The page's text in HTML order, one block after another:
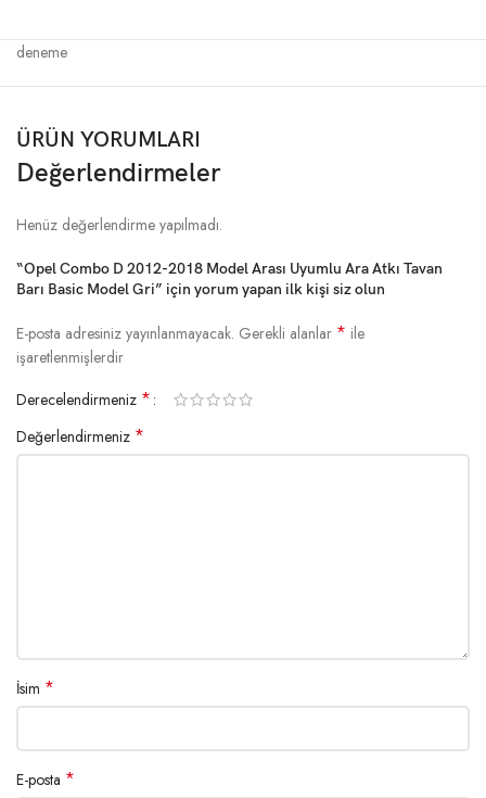
deneme
ÜRÜN YORUMLARI
Değerlendirmeler
Henüz değerlendirme yapılmadı.
“Opel Combo D 2012-2018 Model Arası Uyumlu Ara Atkı Tavan
Barı Basic Model Gri” için yorum yapan ilk kişi siz olun
E-posta adresiniz yayınlanmayacak. Gerekli alanlar * ile
işaretlenmişlerdir
Derecelendirmeniz *
Değerlendirmeniz *
İsim *
E-posta *